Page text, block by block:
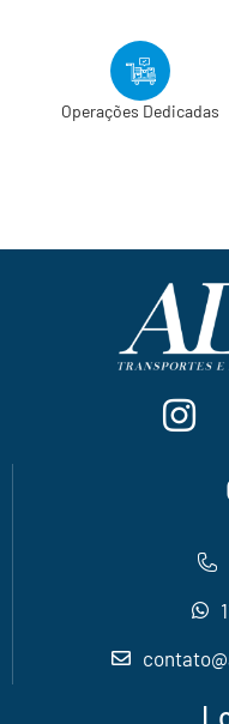
Operações Dedicadas